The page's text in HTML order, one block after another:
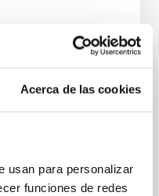
Acerca de las cookies
usan para personalizar
funciones de redes